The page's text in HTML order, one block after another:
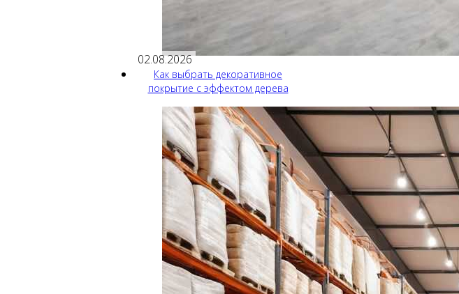
02.08.2026
Как выбрать декоративное
покрытие с эффектом дерева